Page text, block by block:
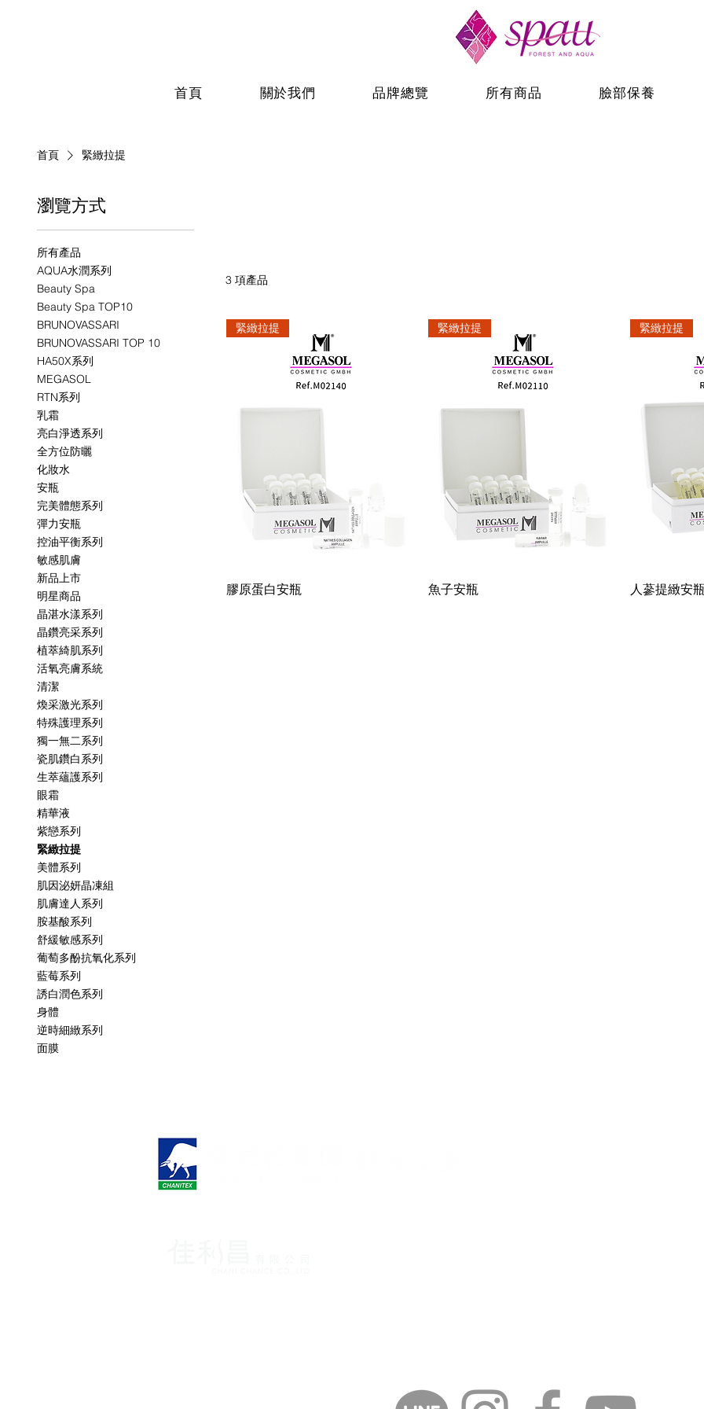
首頁 關於我們 品牌總覽 所有商品 臉部保養
首頁 緊緻拉提
瀏覽方式
所有產品
AQUA水潤系列
Beauty Spa
Beauty Spa TOP10
BRUNOVASSARI
BRUNOVASSARI TOP 10
HA50X系列
MEGASOL
RTN系列
乳霜
亮白淨透系列
全方位防曬
化妝水
安瓶
完美體態系列
彈力安瓶
控油平衡系列
敏感肌膚
新品上市
明星商品
晶湛水漾系列
晶鑽亮采系列
植萃綺肌系列
活氧亮膚系統
清潔
煥采激光系列
特殊護理系列
獨一無二系列
瓷肌鑽白系列
生萃蘊護系列
眼霜
精華液
紫戀系列
緊緻拉提
美體系列
肌因泌妍晶凍組
肌膚達人系列
胺基酸系列
舒緩敏感系列
葡萄多酚抗氧化系列
藍莓系列
誘白潤色系列
身體
逆時細緻系列
面膜
3 項產品
緊緻拉提
膠原蛋白安瓶
緊緻拉提
魚子安瓶
緊緻拉提
人蔘提緻安